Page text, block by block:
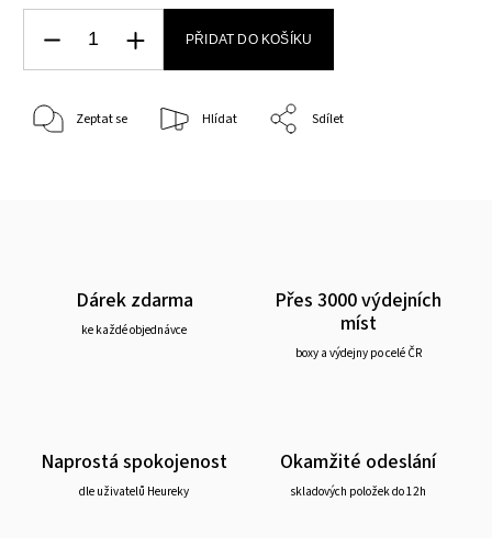
PŘIDAT DO KOŠÍKU
Zeptat se Hlídat Sdílet
Dárek zdarma
ke každé objednávce
Přes 3000 výdejních
míst
boxy a výdejny po celé ČR
Naprostá spokojenost
dle uživatelů Heureky
Okamžité odeslání
skladových položek do 12h